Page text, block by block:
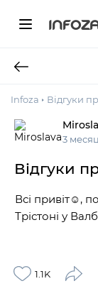
Infoza Відгуки
3
Відгуки
Всі привіт☺️,
Трістоні у
1.1K